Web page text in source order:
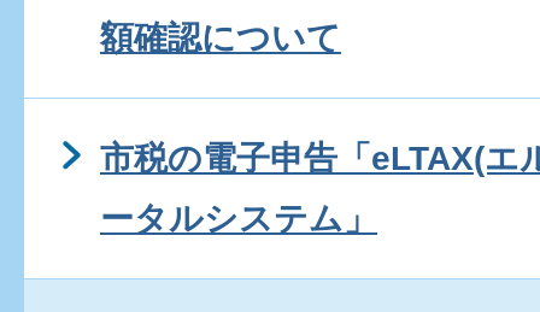
額確認について
市税の電子申告「eLTAX(エ
ータルシステム」